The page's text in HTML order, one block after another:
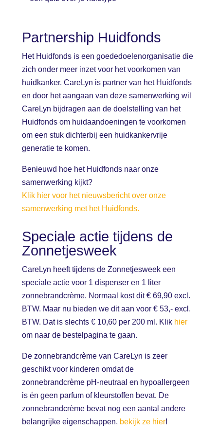
Partnership Huidfonds
Het Huidfonds is een goededoelenorganisatie die
zich onder meer inzet voor het voorkomen van
huidkanker. CareLyn is partner van het Huidfonds
en door het aangaan van deze samenwerking wil
CareLyn bijdragen aan de doelstelling van het
Huidfonds om huidaandoeningen te voorkomen
om een stuk dichterbij een huidkankervrije
generatie te komen.
Benieuwd hoe het Huidfonds naar onze
samenwerking kijkt?
Klik hier voor het nieuwsbericht over onze
samenwerking met het Huidfonds.
Speciale actie tijdens de
Zonnetjesweek
CareLyn heeft tijdens de Zonnetjesweek een
speciale actie voor 1 dispenser en 1 liter
zonnebrandcrème. Normaal kost dit€ 69,90excl.
BTW. Maar nu bieden we dit aan voor € 53,-excl.
BTW. Dat is slechts € 10,60per 200 ml. Klik hier
om naar de bestelpagina te gaan.
De zonnebrandcrème van CareLyn is zeer
geschikt voor kinderen omdat de
zonnebrandcrème pH-neutraal en hypoallergeen
is én geen parfum of kleurstoffen bevat. De
zonnebrandcrème bevat nog een aantal andere
belangrijke eigenschappen, bekijk ze hier!